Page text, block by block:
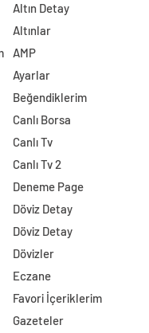
Altın Detay
Altınlar
AMP
Ayarlar
Beğendiklerim
Canlı Borsa
Canlı Tv
Canlı Tv 2
Deneme Page
Döviz Detay
Döviz Detay
Dövizler
Eczane
Favori İçeriklerim
Gazeteler